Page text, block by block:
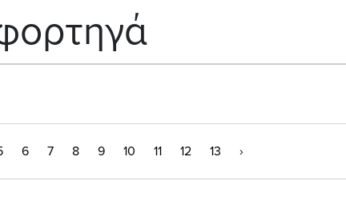
6 7 8 9 10 11 12 13 ›